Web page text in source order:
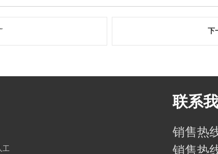
下
工
联系
销售热
销售热